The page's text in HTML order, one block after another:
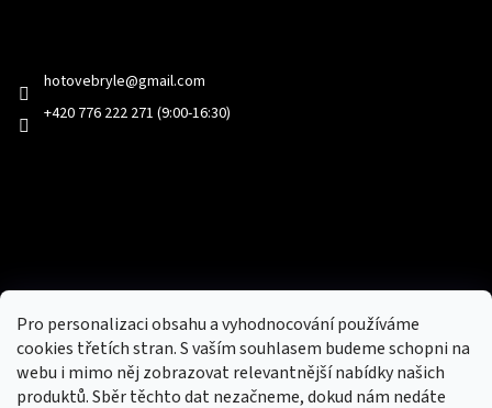
Pro personalizaci obsahu a vyhodnocování používáme
cookies třetích stran. S vaším souhlasem budeme schopni na
webu i mimo něj zobrazovat relevantnější nabídky našich
produktů. Sběr těchto dat nezačneme, dokud nám nedáte
hotovebryle@gmail.com
+420 776 222 271 (9:00-16:30)